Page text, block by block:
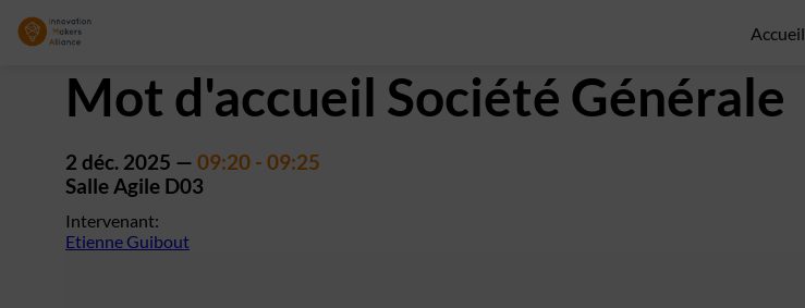
Accueil
Mot d'accueil Société Générale
2 déc. 2025 — 09:20 - 09:25
Salle Agile D03
Intervenant:
Etienne Guibout